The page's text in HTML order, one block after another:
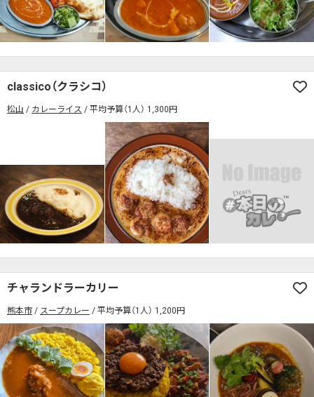
classico（クラシコ）
松山 カレーライス 平均予算（1人） 1,300円
チャランドラーカリー
熊本市 スープカレー 平均予算（1人） 1,200円